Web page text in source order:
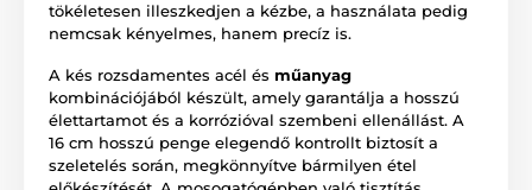
tökéletesen illeszkedjen a kézbe, a használata pedig
nemcsak kényelmes, hanem precíz is.
A kés rozsdamentes acél és műanyag
kombinációjából készült, amely garantálja a hosszú
élettartamot és a korrózióval szembeni ellenállást. A
16 cm hosszú penge elegendő kontrollt biztosít a
szeletelés során, megkönnyítve bármilyen étel